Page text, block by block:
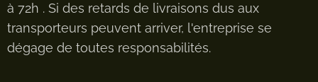
à 72h . Si des retards de livraisons dus aux
transporteurs peuvent arriver, l'entreprise se
dégage de toutes responsabilités.